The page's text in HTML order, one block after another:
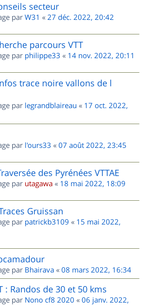
secteur
par W31 « 27 déc. 2022, 20:42
parcours VTT
par philippe33 « 14 nov. 2022, 20:11
trace noire vallons de l
par legrandblaireau « 17 oct. 2022,
par l'ours33 « 07 août 2022, 23:45
des Pyrénées VTTAE
par utagawa « 18 mai 2022, 18:09
Gruissan
par patrickb3109 « 15 mai 2022,
par Bhairava « 08 mars 2022, 16:34
: Randos de 30 et 50 kms
par Nono cf8 2020 « 06 janv. 2022,